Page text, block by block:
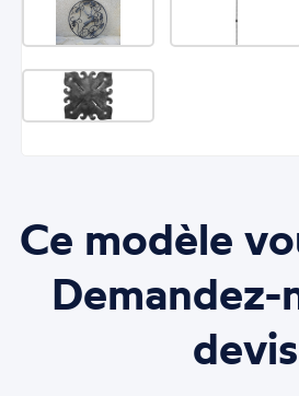
Ce modèle
Demandez-
devis